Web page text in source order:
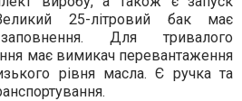
25-літровий бак має
Для тривалого
має вимикач перевантаження
рівня масла. Є ручка та